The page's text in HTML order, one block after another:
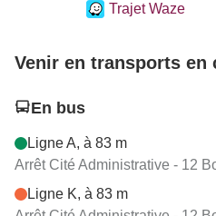
Trajet Waze
Venir en transports en
En bus
Ligne A, à 83 m
Arrêt Cité Administrative - 12
Ligne K, à 83 m